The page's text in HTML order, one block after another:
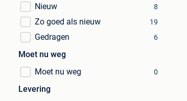
Nieuw
8
Zo goed als nieuw 19
Gedragen 6
Moet nu weg
Moet nu weg
0
Levering